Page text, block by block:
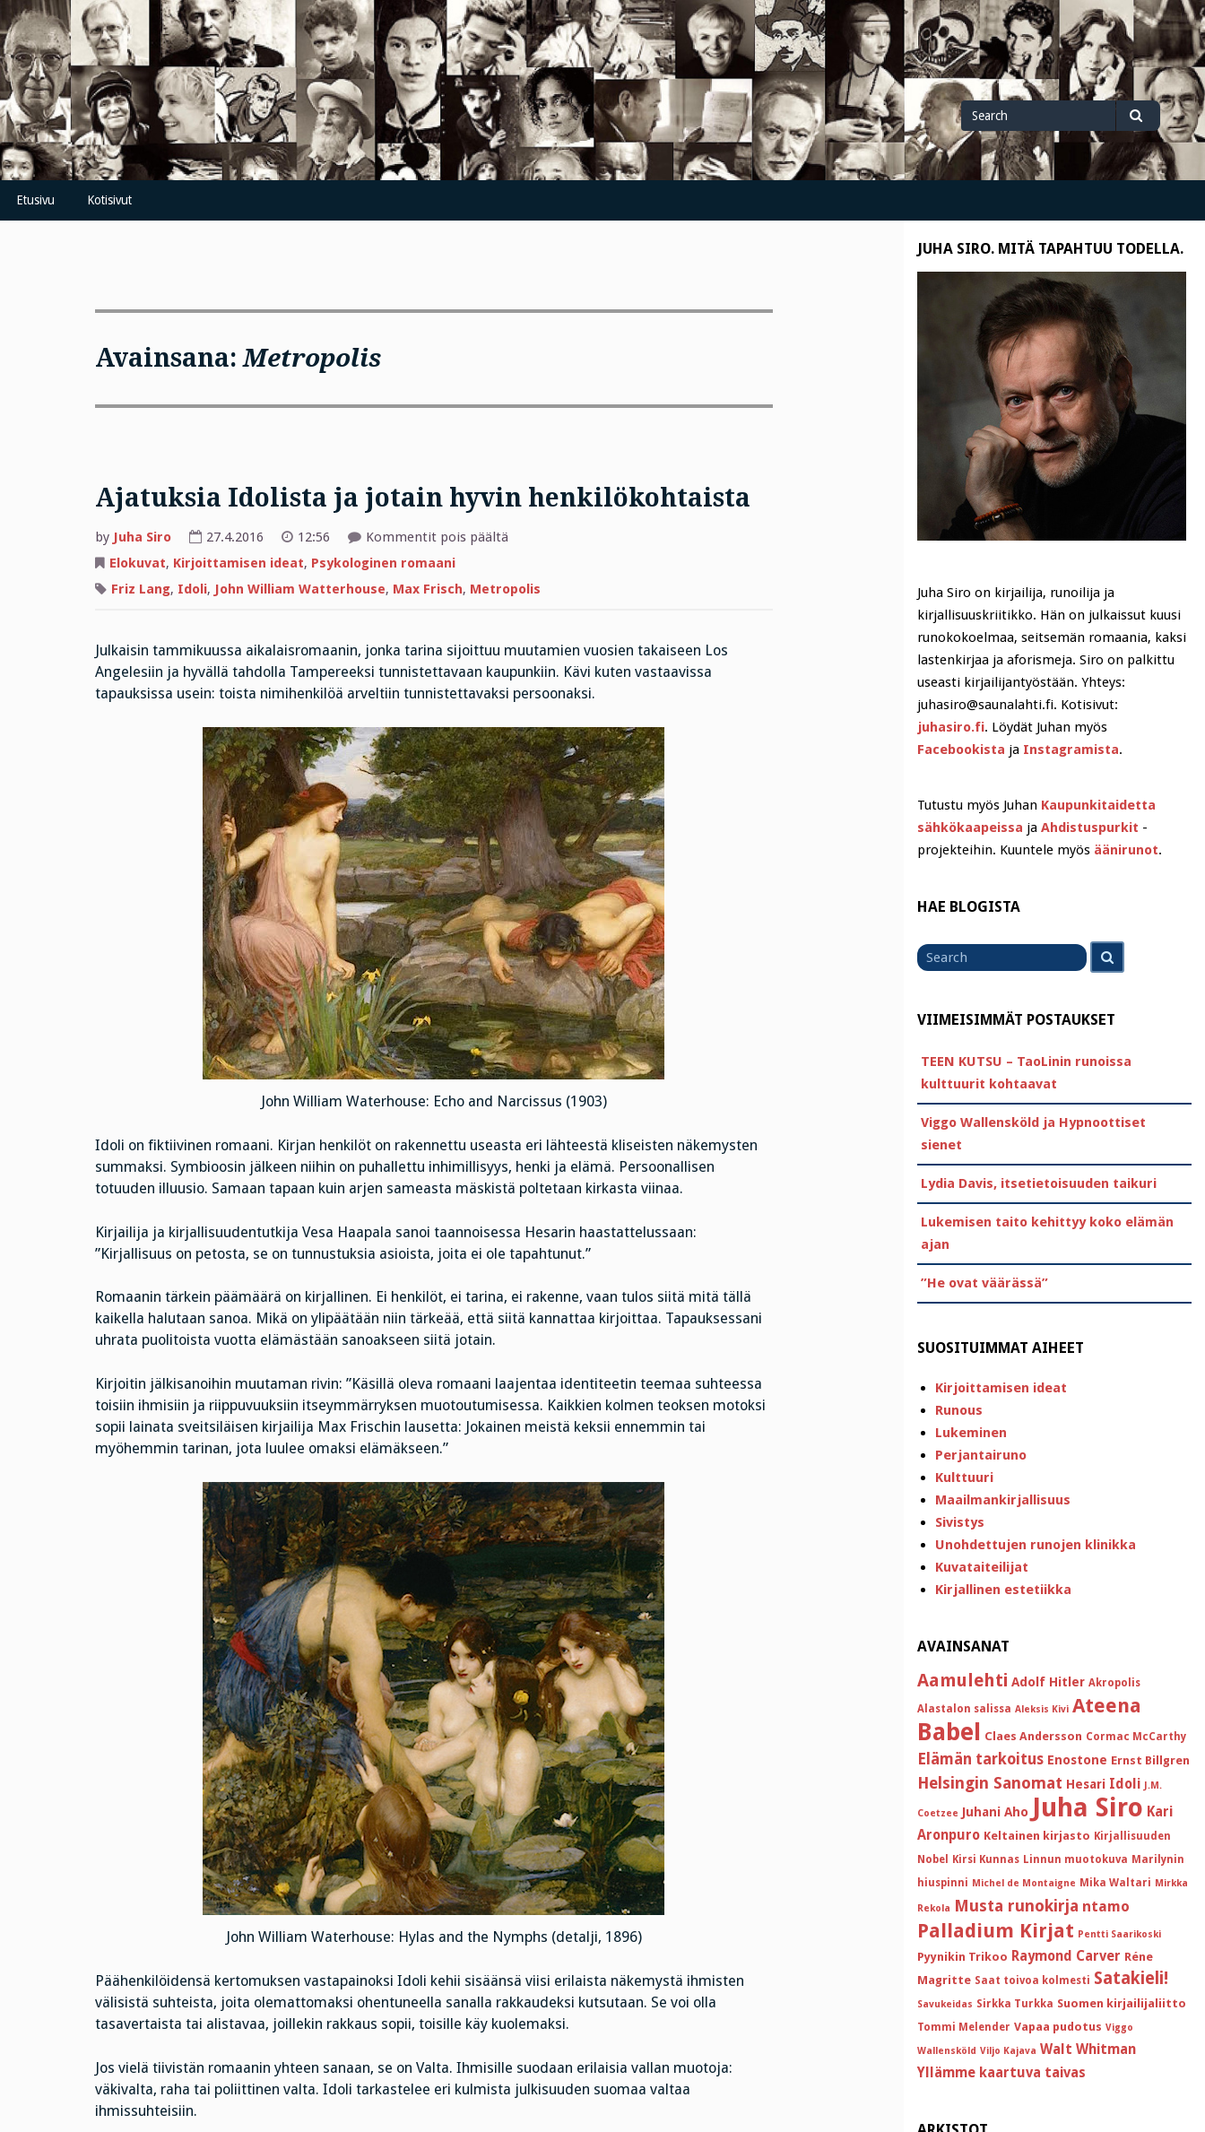
Skip
to
content
Search
for
Search
Etusivu Kotisivut
Avainsana:Metropolis
Ajatuksia Idolista ja jotain hyvin henkilökohtaista
by Juha Siro 27.4.2016 12:56 Kommentit pois päältäartikkelissa
jotain
hyvin
Elokuvat, Kirjoittamisen ideat, Psykologinen romaani
Friz Lang, Idoli, John William Watterhouse, Max Frisch, Metropolis
Julkaisin tammikuussa aikalaisromaanin, jonka tarina sijoittuu muutamien vuosien takaiseen Los
Angelesiin ja hyvällä tahdolla Tampereeksi tunnistettavaan kaupunkiin. Kävi kuten vastaavissa
tapauksissa usein: toista nimihenkilöä arveltiin tunnistettavaksi persoonaksi.
John William Waterhouse: Echo and Narcissus (1903)
Idoli on fiktiivinen romaani. Kirjan henkilöt on rakennettu useasta eri lähteestä kliseisten näkemysten
summaksi. Symbioosin jälkeen niihin on puhallettu inhimillisyys, henki ja elämä. Persoonallisen
totuuden illuusio. Samaan tapaan kuin arjen sameasta mäskistä poltetaan kirkasta viinaa.
Kirjailija ja kirjallisuudentutkija Vesa Haapala sanoi taannoisessa Hesarin haastattelussaan:
”Kirjallisuus on petosta, se on tunnustuksia asioista, joita ei ole tapahtunut.”
Romaanin tärkein päämäärä on kirjallinen. Ei henkilöt, ei tarina, ei rakenne, vaan tulos siitä mitä tällä
kaikella halutaan sanoa. Mikä on ylipäätään niin tärkeää, että siitä kannattaa kirjoittaa. Tapauksessani
uhrata puolitoista vuotta elämästään sanoakseen siitä jotain.
Kirjoitin jälkisanoihin muutaman rivin: ”Käsillä oleva romaani laajentaa identiteetin teemaa suhteessa
toisiin ihmisiin ja riippuvuuksiin itseymmärryksen muotoutumisessa. Kaikkien kolmen teoksen motoksi
sopii lainata sveitsiläisen kirjailija Max Frischin lausetta: Jokainen meistä keksii ennemmin tai
myöhemmin tarinan, jota luulee omaksi elämäkseen.”
John William Waterhouse: Hylas and the Nymphs (detalji, 1896)
Päähenkilöidensä kertomuksen vastapainoksi Idoli kehii sisäänsä viisi erilaista näkemystä ihmisten
välisistä suhteista, joita olemattomaksi ohentuneella sanalla rakkaudeksi kutsutaan. Se voi olla
tasavertaista tai alistavaa, joillekin rakkaus sopii, toisille käy kuolemaksi.
Jos vielä tiivistän romaanin yhteen sanaan, se on Valta. Ihmisille suodaan erilaisia vallan muotoja:
väkivalta, raha tai poliittinen valta. Idoli tarkastelee eri kulmista julkisuuden suomaa valtaa
ihmissuhteisiin.
JUHA SIRO. MITÄ TAPAHTUU TODELLA.
Juha Siro on kirjailija, runoilija ja
kirjallisuuskriitikko. Hän on julkaissut kuusi
runokokoelmaa, seitsemän romaania, kaksi
lastenkirjaa ja aforismeja. Siro on palkittu
useasti kirjailijantyöstään. Yhteys:
juhasiro@saunalahti.fi. Kotisivut:
juhasiro.fi. Löydät Juhan myös
Facebookista ja Instagramista.
Tutustu myös Juhan Kaupunkitaidetta
sähkökaapeissa ja Ahdistuspurkit -
projekteihin. Kuuntele myös äänirunot.
HAE BLOGISTA
for
VIIMEISIMMÄT POSTAUKSET
TEEN KUTSU – TaoLinin runoissa
kulttuurit kohtaavat
Viggo Wallensköld ja Hypnoottiset
sienet
Lydia Davis, itsetietoisuuden taikuri
Lukemisen taito kehittyy koko elämän
ajan
”He ovat väärässä”
SUOSITUIMMAT AIHEET
Kirjoittamisen ideat
Runous
Lukeminen
Perjantairuno
Kulttuuri
Maailmankirjallisuus
Sivistys
Unohdettujen runojen klinikka
Kuvataiteilijat
Kirjallinen estetiikka
AVAINSANAT
Aamulehti Adolf Hitler Akropolis
Alastalon salissa Aleksis Kivi Ateena
Babel Claes Andersson Cormac McCarthy
Elämän tarkoitus Enostone Ernst Billgren
Helsingin Sanomat Hesari Idoli J.M.
Coetzee Juhani Aho Juha Siro Kari
Aronpuro Keltainen kirjasto Kirjallisuuden
Nobel
Kirsi Kunnas Linnun muotokuva Marilynin
hiuspinni Michel de Montaigne Mika Waltari Mirkka
Rekola Musta runokirja ntamo
Palladium Kirjat Pentti Saarikoski
Pyynikin Trikoo Raymond Carver Réne
Magritte Saat toivoa kolmesti Satakieli!
Savukeidas Sirkka Turkka Suomen kirjailijaliitto
Tommi Melender Vapaa pudotus Viggo
Wallensköld Viljo Kajava Walt Whitman
Yllämme kaartuva taivas